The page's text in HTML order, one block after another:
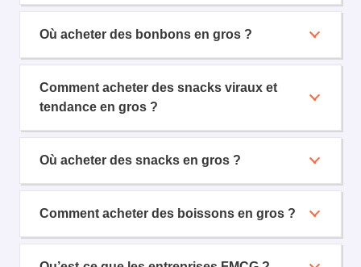
Où acheter des bonbons en gros ?
Comment acheter des snacks viraux et
tendance en gros ?
Où acheter des snacks en gros ?
Comment acheter des boissons en gros ?